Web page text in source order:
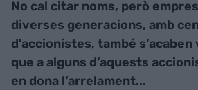
No cal citar noms, però
diverses generacions, amb
d'accionistes, també
que a alguns d’aquests
en dona l’arrelament...